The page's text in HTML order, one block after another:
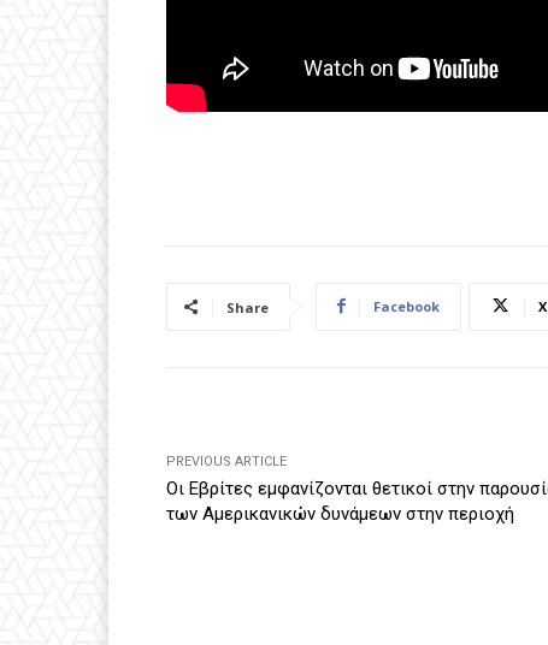
Share Facebook X
PREVIOUS ARTICLE
Οι Εβρίτες εμφανίζονται θετικοί στην
των Αμερικανικών δυνάμεων στην περιοχή